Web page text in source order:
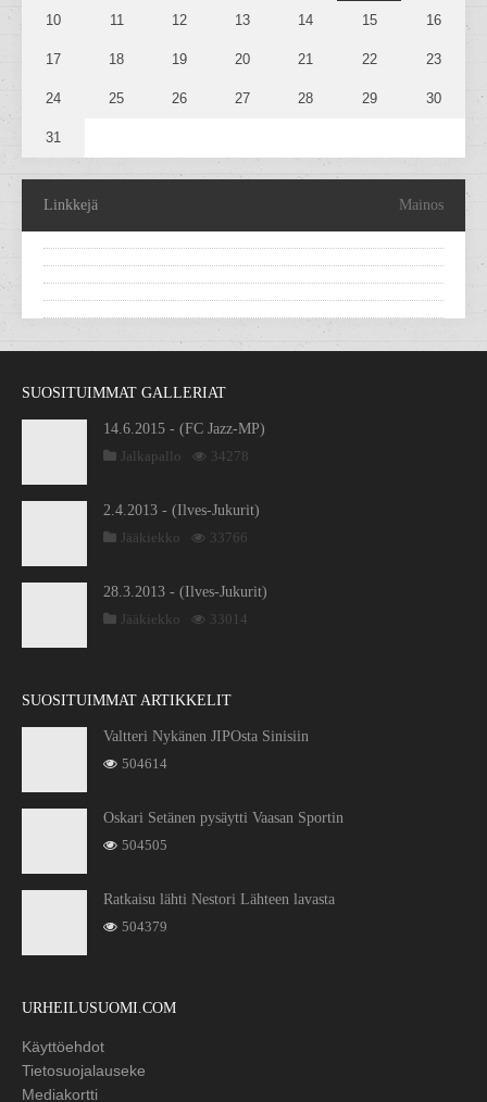
10 11 12 13 14 15 16
17 18 19 20 21 22 23
24 25 26 27 28 29 30
31
Linkkejä Mainos
SUOSITUIMMAT GALLERIAT
14.6.2015 - (FC Jazz-MP)
Jalkapallo
34278
2.4.2013 - (Ilves-Jukurit)
Jääkiekko
33766
28.3.2013 - (Ilves-Jukurit)
Jääkiekko
33014
SUOSITUIMMAT ARTIKKELIT
Valtteri Nykänen JIPOsta Sinisiin
504614
Oskari Setänen pysäytti Vaasan Sportin
504505
Ratkaisu lähti Nestori Lähteen lavasta
504379
URHEILUSUOMI.COM
Käyttöehdot
Tietosuojalauseke
Mediakortti